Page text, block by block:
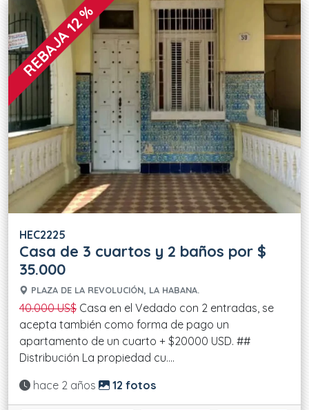
REBAJA 12 %
HEC2225
Casa de 3 cuartos y 2 baños por $
35.000
PLAZA DE LA REVOLUCIÓN, LA HABANA.
40.000 US$ Casa en el Vedado con 2 entradas, se
acepta también como forma de pago un
apartamento de un cuarto + $20000 USD. ##
Distribución La propiedad cu....
Actualizado:
hace 2 años 12 fotos